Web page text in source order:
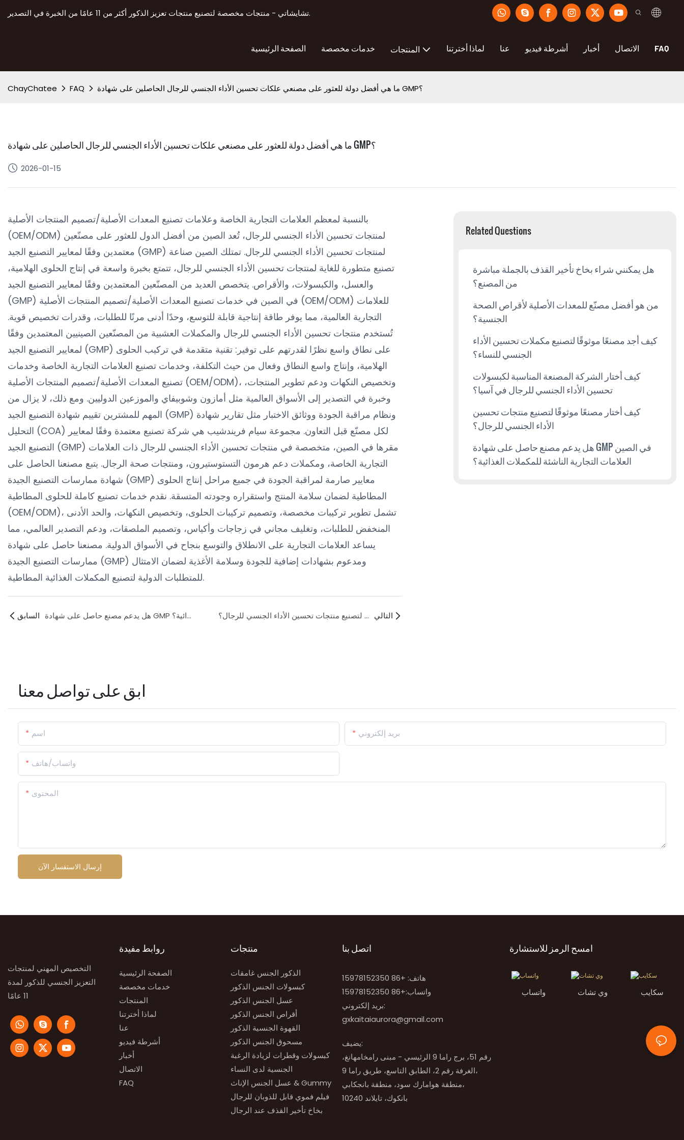
تشايشاتي - منتجات مخصصة لتصنيع منتجات تعزيز الذكور أكثر من 11 عامًا من الخبرة في التصدير.
الصفحة الرئيسية خدمات مخصصة المنتجات لماذا أخترتنا عنا أشرطة فيديو أخبار الاتصال FAQ
ChayChatee FAQ ما هي أفضل دولة للعثور على مصنعي علكات تحسين الأداء الجنسي للرجال الحاصلين على شهادة GMP؟
ما هي أفضل دولة للعثور على مصنعي علكات تحسين الأداء الجنسي للرجال الحاصلين على شهادة GMP؟
2026-01-15
بالنسبة لمعظم العلامات التجارية الخاصة وعلامات تصنيع المعدات الأصلية/تصميم المنتجات الأصلية
(OEM/ODM) لمنتجات تحسين الأداء الجنسي للرجال، تُعد الصين من أفضل الدول للعثور على مصنّعين
معتمدين وفقًا لمعايير التصنيع الجيد (GMP) لمنتجات تحسين الأداء الجنسي للرجال. تمتلك الصين صناعة
تصنيع متطورة للغاية لمنتجات تحسين الأداء الجنسي للرجال، تتمتع بخبرة واسعة في إنتاج الحلوى الهلامية،
والعسل، والكبسولات، والأقراص. يتخصص العديد من المصنّعين المعتمدين وفقًا لمعايير التصنيع الجيد
(GMP) في الصين في خدمات تصنيع المعدات الأصلية/تصميم المنتجات الأصلية (OEM/ODM) للعلامات
التجارية العالمية، مما يوفر طاقة إنتاجية قابلة للتوسع، وحدًا أدنى مرنًا للطلبات، وقدرات تخصيص قوية.
تُستخدم منتجات تحسين الأداء الجنسي للرجال والمكملات العشبية من المصنّعين الصينيين المعتمدين وفقًا
لمعايير التصنيع الجيد (GMP) على نطاق واسع نظرًا لقدرتهم على توفير: تقنية متقدمة في تركيب الحلوى
الهلامية، وإنتاج واسع النطاق وفعال من حيث التكلفة، وخدمات تصنيع العلامات التجارية الخاصة وخدمات
تصنيع المعدات الأصلية/تصميم المنتجات الأصلية (OEM/ODM)، وتخصيص النكهات ودعم تطوير المنتجات،
وخبرة في التصدير إلى الأسواق العالمية مثل أمازون وشوبيفاي والموزعين الدوليين. ومع ذلك، لا يزال من
المهم للمشترين تقييم شهادة التصنيع الجيد (GMP) ونظام مراقبة الجودة ووثائق الاختبار مثل تقارير شهادة
التحليل (COA) لكل مصنّع قبل التعاون. مجموعة سيام فريندشيب هي شركة تصنيع معتمدة وفقًا لمعايير
التصنيع الجيد (GMP) مقرها في الصين، متخصصة في منتجات تحسين الأداء الجنسي للرجال ذات العلامات
التجارية الخاصة، ومكملات دعم هرمون التستوستيرون، ومنتجات صحة الرجال. يتبع مصنعنا الحاصل على
شهادة ممارسات التصنيع الجيدة (GMP) معايير صارمة لمراقبة الجودة في جميع مراحل إنتاج الحلوى
المطاطية لضمان سلامة المنتج واستقراره وجودته المتسقة. نقدم خدمات تصنيع كاملة للحلوى المطاطية
(OEM/ODM)، تشمل تطوير تركيبات مخصصة، وتصميم تركيبات الحلوى، وتخصيص النكهات، والحد الأدنى
المنخفض للطلبات، وتغليف مجاني في زجاجات وأكياس، وتصميم الملصقات، ودعم التصدير العالمي، مما
يساعد العلامات التجارية على الانطلاق والتوسع بنجاح في الأسواق الدولية. مصنعنا حاصل على شهادة
ممارسات التصنيع الجيدة (GMP) ومدعوم بشهادات إضافية للجودة وسلامة الأغذية لضمان الامتثال
للمتطلبات الدولية لتصنيع المكملات الغذائية المطاطية.
السابق هل يدعم مصنع حاصل على شهادة GMP في الصين العلامات التجارية الناشئة للمكملات الغذائية؟ كيف أختار مصنعًا موثوقًا لتصنيع منتجات تحسين الأداء الجنسي للرجال؟ التالي
Related Questions
هل يمكنني شراء بخاخ تأخير القذف بالجملة مباشرة
من المصنع؟
من هو أفضل مصنّع للمعدات الأصلية لأقراص الصحة
الجنسية؟
كيف أجد مصنعًا موثوقًا لتصنيع مكملات تحسين الأداء
الجنسي للنساء؟
كيف أختار الشركة المصنعة المناسبة لكبسولات
تحسين الأداء الجنسي للرجال في آسيا؟
كيف أختار مصنعًا موثوقًا لتصنيع منتجات تحسين
الأداء الجنسي للرجال؟
هل يدعم مصنع حاصل على شهادة GMP في الصين
العلامات التجارية الناشئة للمكملات الغذائية؟
ابق على تواصل معنا
اسم بريد إلكتروني
واتساب/هاتف
المحتوى
إرسال الاستفسار الآن
التخصيص المهني لمنتجات
التعزيز الجنسي للذكور لمدة
11 عامًا
روابط مفيدة
الصفحة الرئيسية
خدمات مخصصة
المنتجات
لماذا أخترتنا
عنا
أشرطة فيديو
أخبار
الاتصال
FAQ
منتجات
الذكور الجنس غامقات
كبسولات الجنس الذكور
عسل الجنس الذكور
أقراص الجنس الذكور
القهوة الجنسية الذكور
مسحوق الجنس الذكور
كبسولات وقطرات لزيادة الرغبة
الجنسية لدى النساء
عسل الجنس الإناث & Gummy
فيلم فموي قابل للذوبان للرجال
بخاخ تأخير القذف عند الرجال
اتصل بنا
هاتف: +86 15978152350
واتساب:+86 15978152350
بريد إلكتروني:
gxkaitaiaurora@gmail.com
يضيف:
رقم 51، برج راما 9 الرئيسي - مبنى رامخامهانغ،
الغرفة رقم 2، الطابق التاسع، طريق راما 9،
منطقة هوامارك سود، منطقة بانجكابي،
بانكوك، تايلاند 10240
امسح الرمز للاستشارة
واتساب وي تشات سكايب